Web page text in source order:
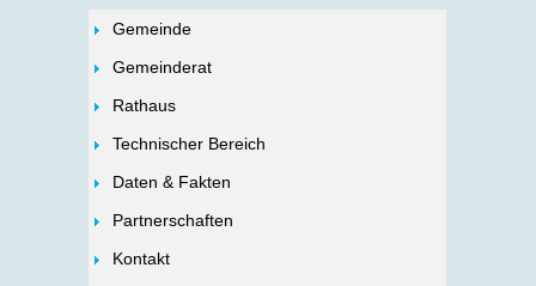
Gemeinde
Gemeinderat
Rathaus
Technischer Bereich
Daten & Fakten
Partnerschaften
Kontakt